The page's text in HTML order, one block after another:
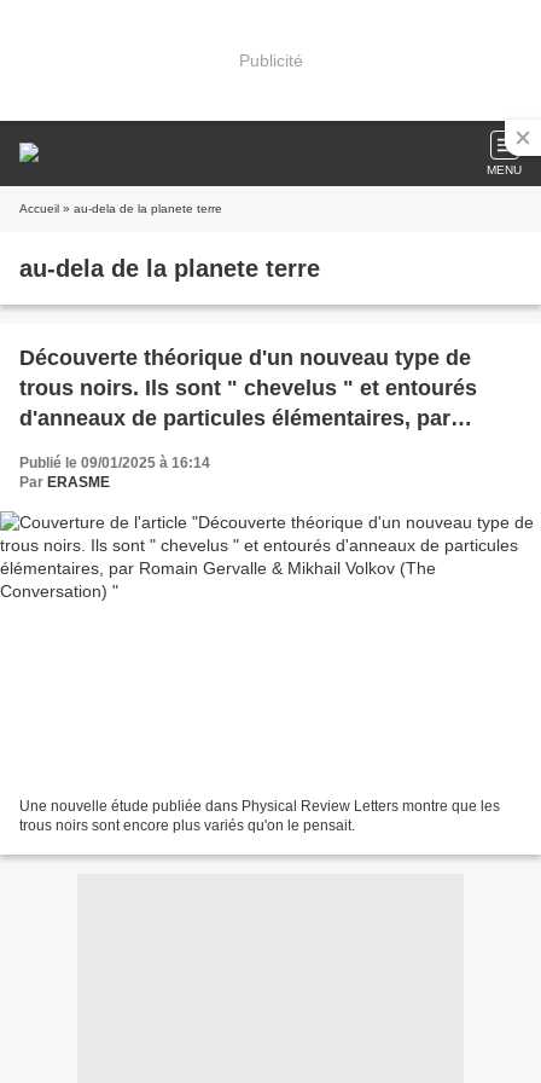
Publicité
MENU
Accueil » au-dela de la planete terre
au-dela de la planete terre
Découverte théorique d'un nouveau type de
trous noirs. Ils sont " chevelus " et entourés
d'anneaux de particules élémentaires, par
Romain Gervalle & Mikhail Volkov (The
Conversation)
Publié le 09/01/2025 à 16:14
Par ERASME
Une nouvelle étude publiée dans Physical Review Letters montre que les
trous noirs sont encore plus variés qu'on le pensait.